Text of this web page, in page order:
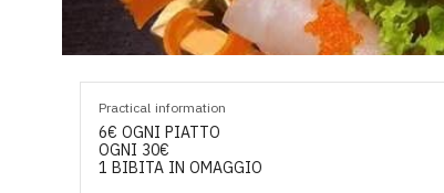
Practical information
6€ OGNI PIATTO
OGNI 30€
1 BIBITA IN OMAGGIO